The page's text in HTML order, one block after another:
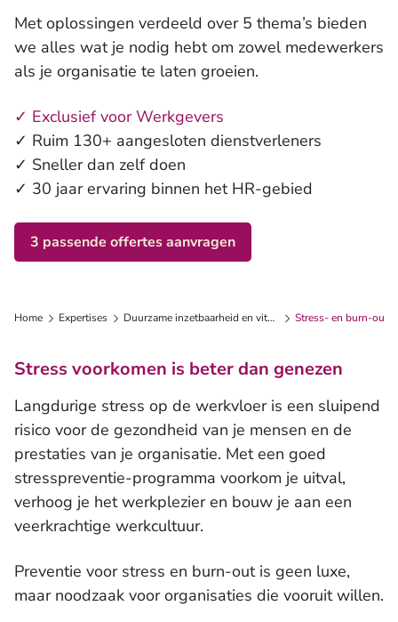
Trainingen en workshops
Met oplossingen verdeeld over 5 thema’s bieden
we alles wat je nodig hebt om zowel medewerkers
als je organisatie te laten groeien.
✓ Exclusief voor Werkgevers
✓ Ruim 130+ aangesloten dienstverleners
✓ Sneller dan zelf doen
✓ 30 jaar ervaring binnen het HR-gebied
3 passende offertes aanvragen
Home Expertises Duurzame inzetbaarheid en vitaliteit Stress- en burn-
Stress voorkomen is beter dan genezen
Langdurige stress op de werkvloer is een sluipend
risico voor de gezondheid van je mensen en de
prestaties van je organisatie. Met een goed
stresspreventie-programma voorkom je uitval,
verhoog je het werkplezier en bouw je aan een
veerkrachtige werkcultuur.
Preventie voor stress en burn-out is geen luxe,
maar noodzaak voor organisaties die vooruit willen.